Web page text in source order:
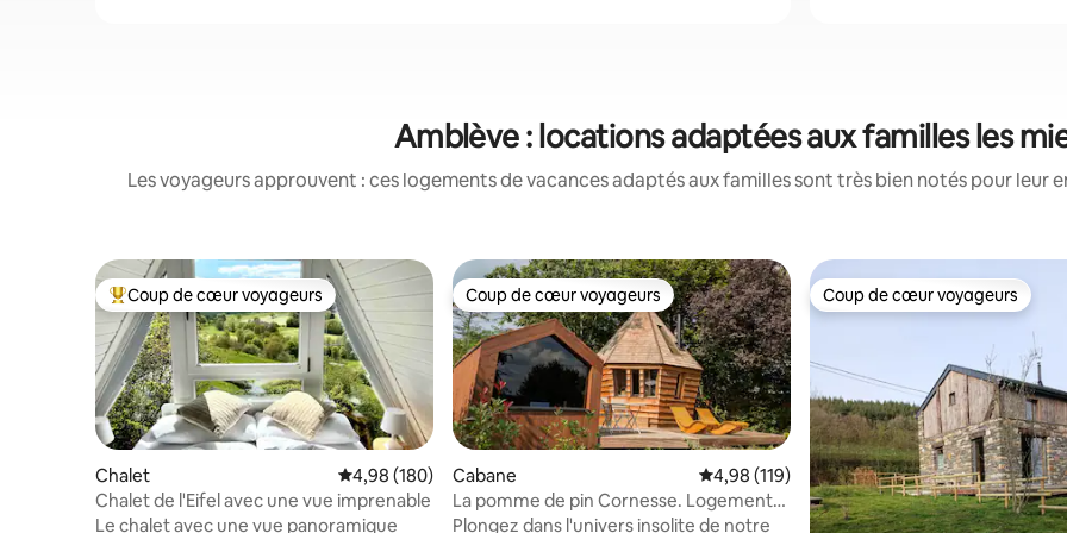
Amblève : locations adaptées aux familles les
Les voyageurs approuvent : ces logements de vacances adaptés aux familles sont très bien notés pour
Coups de cœur voyageurs les plus appréciés
Coup de cœur voyageurs
Chalet Évaluation moyenne sur la base de 180 commentaires : 4,98 sur 5
4,98 (180)
Chalet de l'Eifel avec une vue imprenable
Le chalet avec une vue panoramique
Coup de cœur voyageurs
Coup de cœur voyageurs
Cabane Évaluation moyenne sur la base de 119
4,98 (119)
La pomme de pin Cornesse. Logement
insolite.
Plongez dans l'univers insolite de notre
Coup de cœur voyageurs
Coup de cœur voyageurs